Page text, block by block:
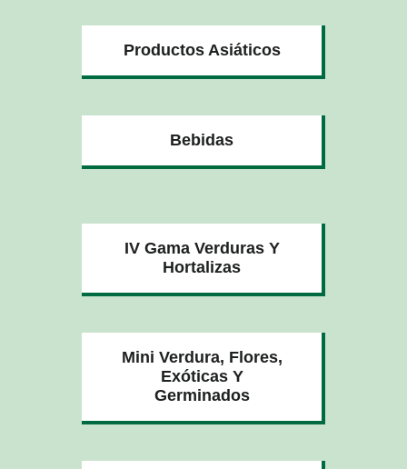
Productos Asiáticos
Bebidas
IV Gama Verduras Y
Hortalizas
Mini Verdura, Flores,
Exóticas Y
Germinados